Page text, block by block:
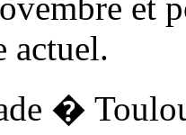
actuel.
�